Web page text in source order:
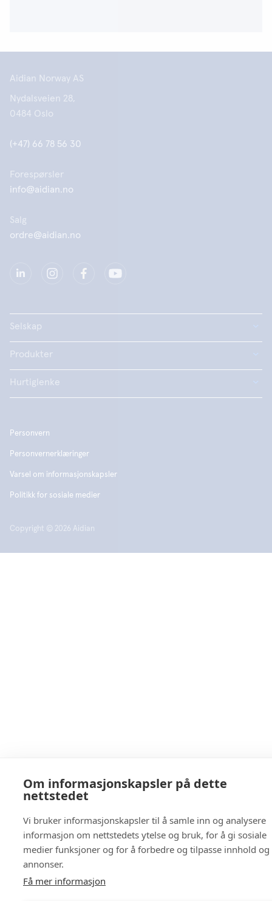
Om informasjonskapsler på dette
nettstedet
Vi bruker informasjonskapsler til å samle inn og analysere
informasjon om nettstedets ytelse og bruk, for å gi sosiale
medier funksjoner og for å forbedre og tilpasse innhold og
annonser.
Få mer informasjon
Aidian Norway AS
Nydalsveien 28,
0484 Oslo
(+47) 66 78 56 30
Forespørsler
info@aidian.no
Salg
ordre@aidian.no
Selskap
Produkter
Hurtiglenke
Copyright © 2026 Aidian
Personvern
Personvernerklæringer
Varsel om informasjonskapsler
Politikk for sosiale medier